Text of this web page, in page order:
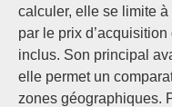
calculer, elle se limite
par le prix
inclus. Son principal
elle permet un
zones géographiques.